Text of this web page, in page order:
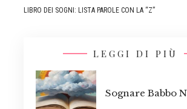
LIBRO DEI SOGNI: LISTA PAROLE CON LA “Z”
LEGGI DI PIÙ
Sognare Babbo